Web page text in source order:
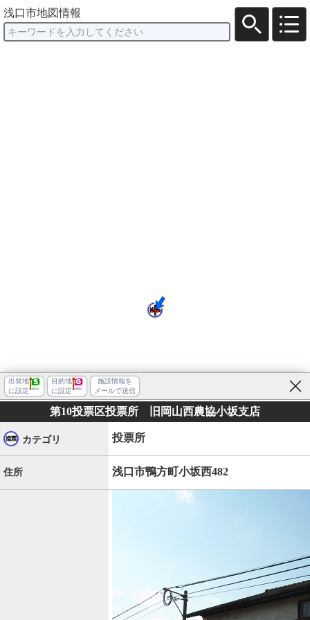
浅口市地図情報
出発地
に設定
目的地
に設定
施設情報を
メールで送信
第10投票区投票所 旧岡山西農協小坂支店
カテゴリ 投票所
住所 浅口市鴨方町小坂西482